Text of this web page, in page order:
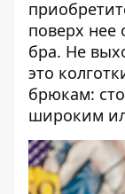
поверх нее
бра. Не
это
брюкам:
широким